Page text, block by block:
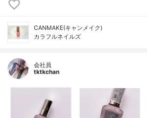
CANMAKE(キャンメイク)
カラフルネイルズ
会社員
tktkchan